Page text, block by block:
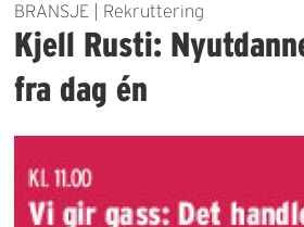
BRANSJE | Rekruttering
Kjell Rusti:
fra dag én